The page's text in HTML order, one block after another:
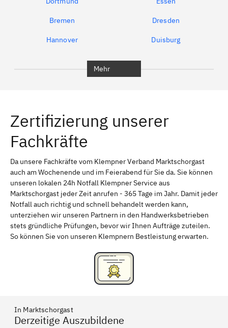
Bremen Dresden
Hannover Duisburg
Erlangen Bamberg
Bayreuth
Schweinfurt Passau
Freising Rudelsdorf, Mittelfranken
Mehr
Zertifizierung unserer
Fachkräfte
Da unsere Fachkräfte vom Klempner Verband Marktschorgast
auch am Wochenende und im Feierabend für Sie da. Sie können
unseren lokalen 24h Notfall Klempner Service aus
Marktschorgast jeder Zeit anrufen - 365 Tage im Jahr. Damit jeder
Notfall auch richtig und schnell behandelt werden kann,
unterziehen wir unseren Partnern in den Handwerksbetrieben
stets gründliche Prüfungen, bevor wir Ihnen Aufträge zuteilen.
So können Sie von unseren Klempnern Bestleistung erwarten.
In Marktschorgast
Derzeitige Auszubildene